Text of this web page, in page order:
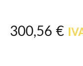
300,56 €